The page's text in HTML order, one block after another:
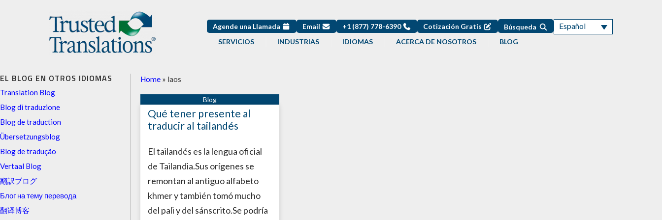
Agende una Llamada Email +1 (877) 778-6390 Cotización Gratis Búsqueda Español
SERVICIOS INDUSTRIAS IDIOMAS ACERCA DE NOSOTROS BLOG
EL BLOG EN OTROS IDIOMAS
Translation Blog
Blog di traduzione
Blog de traduction
Übersetzungsblog
Blog de tradução
Vertaal Blog
翻訳ブログ
Блог на тему перевода
翻译博客
Home » laos
Qué tener presente al
traducir al tailandés
El tailandés es la lengua oficial
de Tailandia.Sus orígenes se
remontan al antiguo alfabeto
khmer y también tomó mucho
del pali y del sánscrito.Se podría